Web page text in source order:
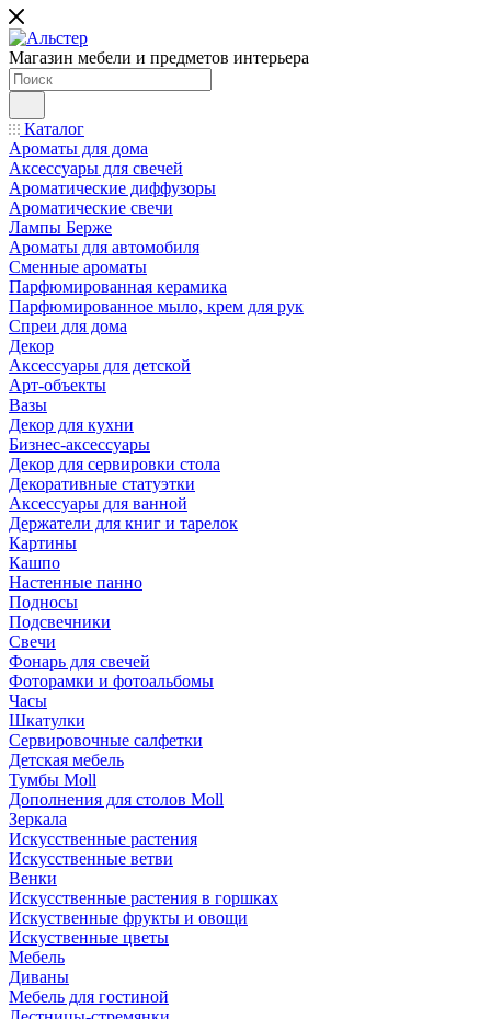
Магазин мебели и предметов интерьера
Каталог
Ароматы для дома
Аксессуары для свечей
Ароматические диффузоры
Ароматические свечи
Лампы Берже
Ароматы для автомобиля
Сменные ароматы
Парфюмированная керамика
Парфюмированное мыло, крем для рук
Спреи для дома
Декор
Аксессуары для детской
Арт-объекты
Вазы
Декор для кухни
Бизнес-аксессуары
Декор для сервировки стола
Декоративные статуэтки
Аксессуары для ванной
Держатели для книг и тарелок
Картины
Кашпо
Настенные панно
Подносы
Подсвечники
Свечи
Фонарь для свечей
Фоторамки и фотоальбомы
Часы
Шкатулки
Сервировочные салфетки
Детская мебель
Тумбы Moll
Дополнения для столов Moll
Зеркала
Искусственные растения
Искусственные ветви
Венки
Искусственные растения в горшках
Искуственные фрукты и овощи
Искуственные цветы
Мебель
Диваны
Мебель для гостиной